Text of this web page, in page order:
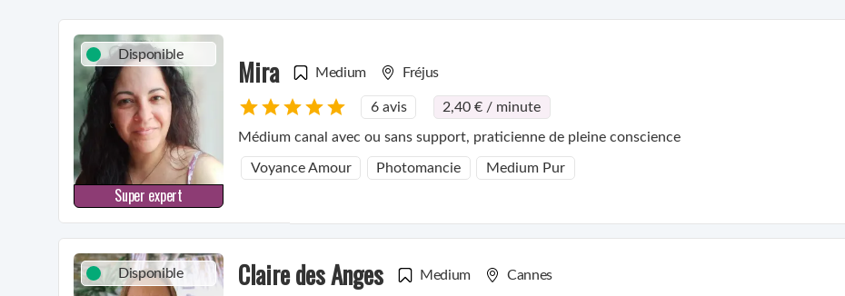
Disponible
Super expert
Mira Medium Fréjus
6 avis 2,40 € / minute
Médium canal avec ou sans support, praticienne de pleine conscience
Voyance Amour Photomancie Medium Pur
Disponible Claire des Anges Medium Cannes